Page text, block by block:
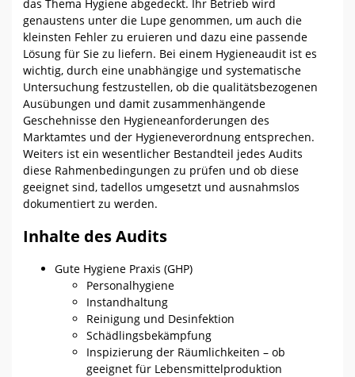
das Thema Hygiene abgedeckt. Ihr Betrieb wird
genaustens unter die Lupe genommen, um auch die
kleinsten Fehler zu eruieren und dazu eine passende
Lösung für Sie zu liefern. Bei einem Hygieneaudit ist es
wichtig, durch eine unabhängige und systematische
Untersuchung festzustellen, ob die qualitätsbezogenen
Ausübungen und damit zusammenhängende
Geschehnisse den Hygieneanforderungen des
Marktamtes und der Hygieneverordnung entsprechen.
Weiters ist ein wesentlicher Bestandteil jedes Audits
diese Rahmenbedingungen zu prüfen und ob diese
geeignet sind, tadellos umgesetzt und ausnahmslos
dokumentiert zu werden.
Inhalte des Audits
Gute Hygiene Praxis (GHP)
Personalhygiene
Instandhaltung
Reinigung und Desinfektion
Schädlingsbekämpfung
Inspizierung der Räumlichkeiten – ob
geeignet für Lebensmittelproduktion